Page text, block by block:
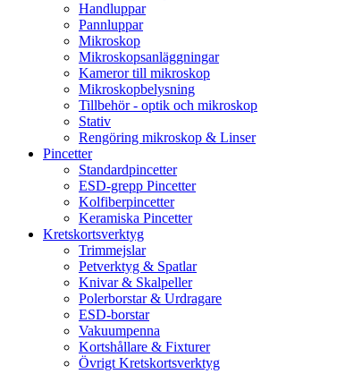
Handluppar
Pannluppar
Mikroskop
Mikroskopsanläggningar
Kameror till mikroskop
Mikroskopbelysning
Tillbehör - optik och mikroskop
Stativ
Rengöring mikroskop & Linser
Pincetter
Standardpincetter
ESD-grepp Pincetter
Kolfiberpincetter
Keramiska Pincetter
Kretskortsverktyg
Trimmejslar
Petverktyg & Spatlar
Knivar & Skalpeller
Polerborstar & Urdragare
ESD-borstar
Vakuumpenna
Kortshållare & Fixturer
Övrigt Kretskortsverktyg